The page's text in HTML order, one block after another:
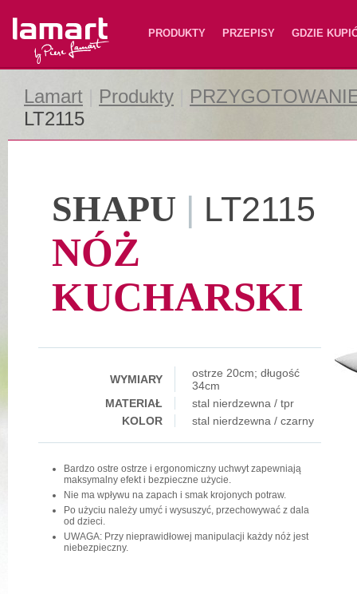
Lamart PRODUKTY PRZEPISY GDZIE
Lamart Produkty
LT2115
SHAPU | LT2115
NÓŻ
KUCHARSKI
WYMIARY
ostrze 20cm; długość
34cm
MATERIAŁ
stal nierdzewna / tpr
KOLOR
stal nierdzewna / czarny
Bardzo ostre ostrze i ergonomiczny uchwyt zapewniają
maksymalny efekt i bezpieczne użycie.
Nie ma wpływu na zapach i smak krojonych potraw.
Po użyciu należy umyć i wysuszyć, przechowywać z dala
od dzieci.
UWAGA: Przy nieprawidłowej manipulacji każdy nóż jest
niebezpieczny.